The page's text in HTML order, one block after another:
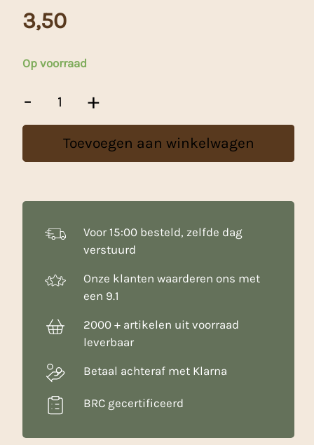
3,50
Op voorraad
-
Met
Kunststof
aantal
+
Toevoegen aan winkelwagen
Voor 15:00 besteld, zelfde dag
verstuurd
Onze klanten waarderen ons met
een 9.1
2000 + artikelen uit voorraad
leverbaar
Betaal achteraf met Klarna
BRC gecertificeerd